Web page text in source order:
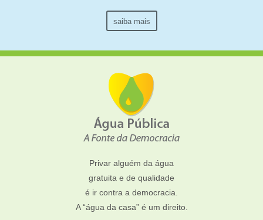
saiba mais
Privar alguém da água
gratuita e de qualidade
é ir contra a democracia.
A “água da casa” é um direito.